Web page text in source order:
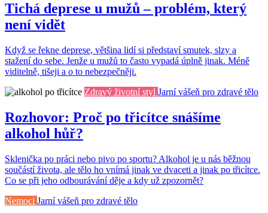
Tichá deprese u mužů – problém, který
není vidět
Když se řekne deprese, většina lidí si představí smutek, slzy a
stažení do sebe. Jenže u mužů to často vypadá úplně jinak. Méně
viditelně, tišeji a o to nebezpečněji.
Zdravý životní styl Jarní vášeň pro zdravé tělo
Rozhovor: Proč po třicítce snášíme
alkohol hůř?
Sklenička po práci nebo pivo po sportu? Alkohol je u nás běžnou
součástí života, ale tělo ho vnímá jinak ve dvaceti a jinak po třicítce.
Co se při jeho odbourávání děje a kdy už zpozornět?
Nemoci Jarní vášeň pro zdravé tělo